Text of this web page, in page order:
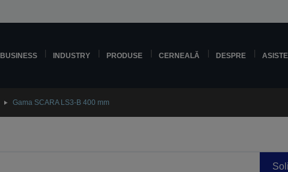
BUSINESS INDUSTRY PRODUSE CERNEALĂ DESPRE
Gama SCARA LS3-B 400 mm